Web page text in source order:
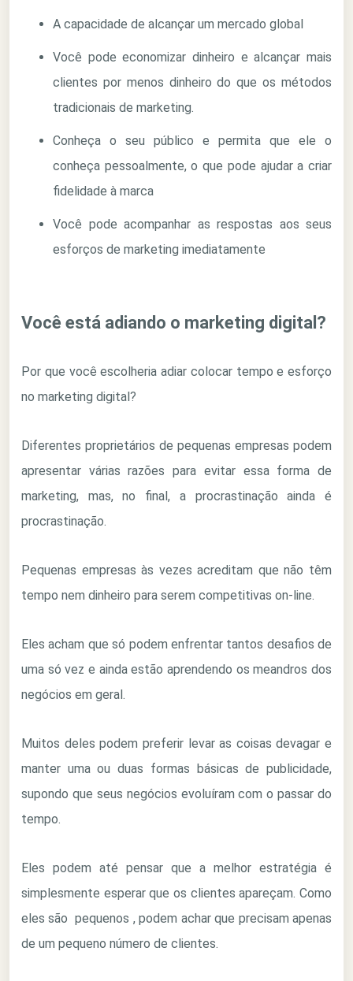
A capacidade de alcançar um mercado global
Você pode economizar dinheiro e alcançar mais
clientes por menos dinheiro do que os métodos
tradicionais de marketing.
Conheça o seu público e permita que ele o
conheça pessoalmente, o que pode ajudar a criar
fidelidade à marca
Você pode acompanhar as respostas aos seus
esforços de marketing imediatamente
Você está adiando o marketing digital?
Por que você escolheria adiar colocar tempo e esforço
no marketing digital?
Diferentes proprietários de pequenas empresas podem
apresentar várias razões para evitar essa forma de
marketing, mas, no final, a procrastinação ainda é
procrastinação.
Pequenas empresas às vezes acreditam que não têm
tempo nem dinheiro para serem competitivas on-line.
Eles acham que só podem enfrentar tantos desafios de
uma só vez e ainda estão aprendendo os meandros dos
negócios em geral.
Muitos deles podem preferir levar as coisas devagar e
manter uma ou duas formas básicas de publicidade,
supondo que seus negócios evoluíram com o passar do
tempo.
Eles podem até pensar que a melhor estratégia é
simplesmente esperar que os clientes apareçam. Como
eles são pequenos , podem achar que precisam apenas
de um pequeno número de clientes.